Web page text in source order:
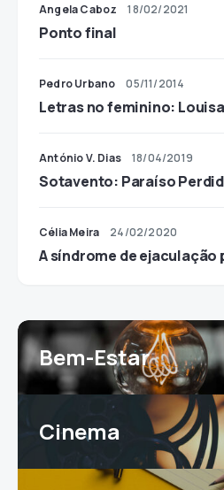
Angela Caboz 18/02/2021
Ponto final
Pedro Urbano 05/11/2014
Letras no feminino:
António V. Dias 18/04/2019
Sotavento: Paraíso
Célia Meira 24/02/2020
A síndrome de ejaculação
Bem-Estar
Cinema